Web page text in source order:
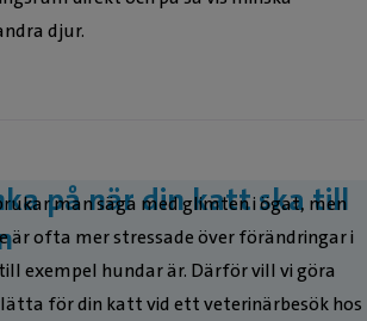
djur.
på när din katt ska till
man säga med glimten i ögat, men
är ofta mer stressade över förändringar i
exempel hundar är. Därför vill vi göra
för din katt vid ett veterinärbesök hos